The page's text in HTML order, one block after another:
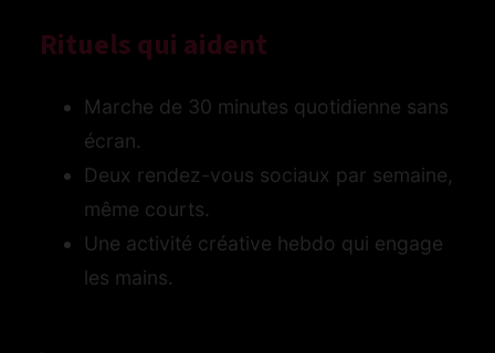
Rituels qui aident
Marche de 30 minutes quotidienne sans
écran.
Deux rendez-vous sociaux par semaine,
même courts.
Une activité créative hebdo qui engage
les mains.